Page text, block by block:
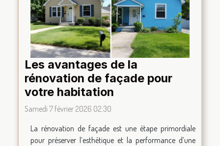
Les avantages de la
rénovation de façade pour
votre habitation
Samedi 7 février 2026 02:30
La rénovation de façade est une étape primordiale
pour préserver l’esthétique et la performance d’une